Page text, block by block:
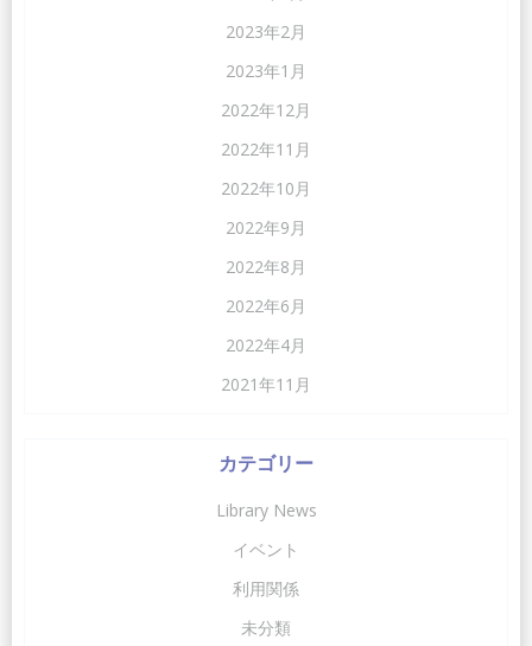
2023年2月
2023年1月
2022年12月
2022年11月
2022年10月
2022年9月
2022年8月
2022年6月
2022年4月
2021年11月
カテゴリー
Library News
イベント
利用関係
未分類